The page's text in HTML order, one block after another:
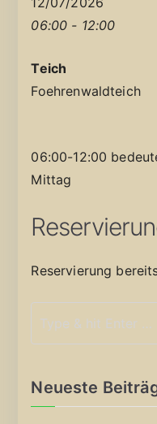
06:00 - 12:00
Teich
Foehrenwaldteich
06:00-12:00
Mittag
Reservierung
Neueste